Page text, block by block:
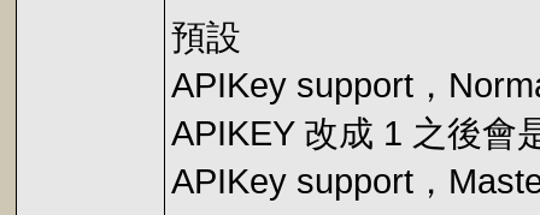
預設
APIKey support，
APIKEY 改成 1 之後會
APIKey support，